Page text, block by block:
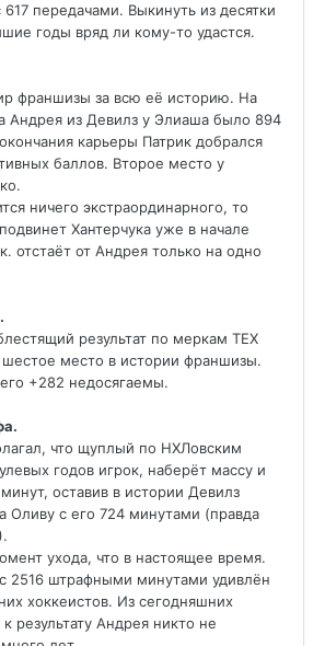
передачами. Выкинуть из десятки
годы вряд ли кому-то удастся.
франшизы за всю её историю. На
Андрея из Девилз у Элиаша было 894
карьеры Патрик добрался
баллов. Второе место у
ничего экстраординарного, то
Хантерчука уже в начале
отстаёт от Андрея только на одно
результат по меркам ТЕХ
место в истории франшизы.
+282 недосягаемы.
что щуплый по НХЛовским
годов игрок, наберёт массу и
оставив в истории Девилз
Оливу с его 724 минутами (правда
ухода, что в настоящее время.
2516 штрафными минутами удивлён
хоккеистов. Из сегодняшних
результату Андрея никто не